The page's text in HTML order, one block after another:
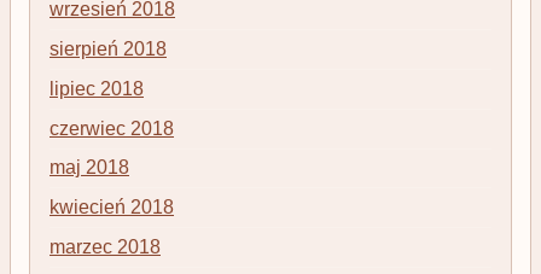
wrzesień 2018
sierpień 2018
lipiec 2018
czerwiec 2018
maj 2018
kwiecień 2018
marzec 2018